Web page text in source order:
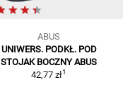
ABUS
UNIWERS. PODKŁ. POD
STOJAK BOCZNY ABUS
42,77 zł1